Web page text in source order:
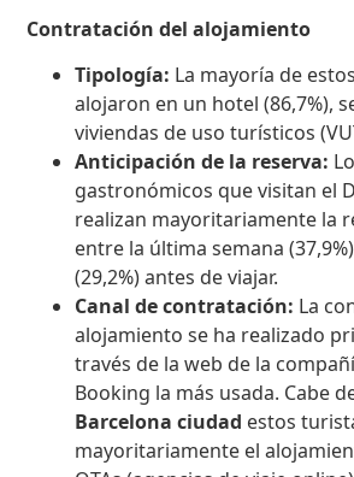
Contratación del alojamiento
Tipología: La mayoría de
alojaron en un hotel (86,7%),
viviendas de uso turísticos
Anticipación de la reserva:
gastronómicos que visitan el
realizan mayoritariamente la
entre la última semana
(29,2%) antes de viajar.
Canal de contratación: La
alojamiento se ha realizado
través de la web de la
Booking la más usada. Cabe
Barcelona ciudad estos
mayoritariamente el